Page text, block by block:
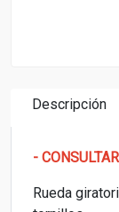
Descripción
-
Rueda